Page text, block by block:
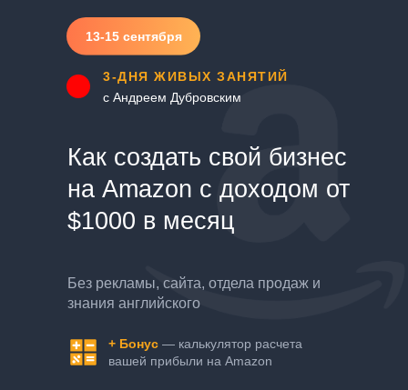
с Андреем Дубровским
3-ДНЯ ЖИВЫХ ЗАНЯТИЙ
Как создать свой бизнес
на Amazon с доходом от
$1000 в месяц
Без рекламы, сайта, отдела продаж и
знания английского
+ Бонус — калькулятор расчета
вашей прибыли на Amazon
13-15 сентября